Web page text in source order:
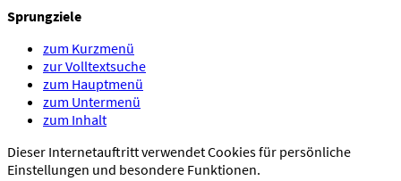
Sprungziele
zum Kurzmenü
zur Volltextsuche
zum Hauptmenü
zum Untermenü
zum Inhalt
Dieser Internetauftritt verwendet Cookies für persönliche
Einstellungen und besondere Funktionen.